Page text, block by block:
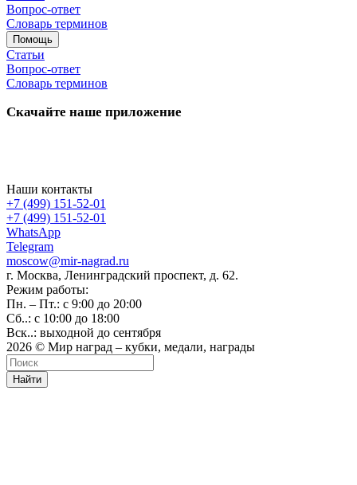
Вопрос-ответ
Словарь терминов
Помощь
Статьи
Вопрос-ответ
Словарь терминов
Скачайте наше приложение
Наши контакты
+7 (499) 151-52-01
+7 (499) 151-52-01
WhatsApp
Telegram
moscow@mir-nagrad.ru
г. Москва, Ленинградский проспект, д. 62.
Режим работы:
Пн. – Пт.: с 9:00 до 20:00
Сб..: с 10:00 до 18:00
Вск..: выходной до сентября
2026 © Мир наград – кубки, медали, награды
Найти